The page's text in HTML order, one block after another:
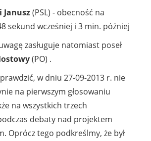
Janusz(PSL) - obecność na
sekund wcześniej i 3 min. później
zasługuje natomiast poseł
(PO) .
w dniu 27-09-2013 r. nie
na pierwszym głosowaniu
na wszystkich trzech
debaty nad projektem
Oprócz tego podkreślmy, że był